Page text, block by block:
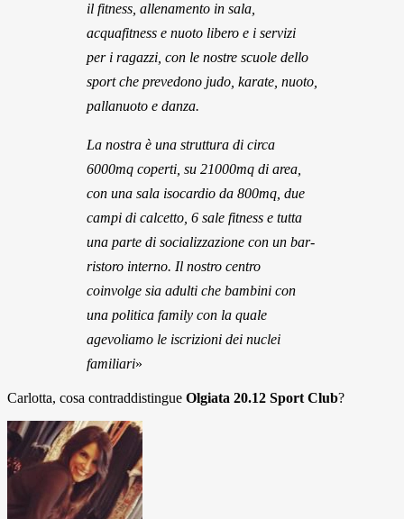
il fitness, allenamento in sala,
acquafitness e nuoto libero e i servizi
per i ragazzi, con le nostre scuole dello
sport che prevedono judo, karate, nuoto,
pallanuoto e danza.
La nostra è una struttura di circa
6000mq coperti, su 21000mq di area,
con una sala isocardio da 800mq, due
campi di calcetto, 6 sale fitness e tutta
una parte di socializzazione con un bar-
ristoro interno. Il nostro centro
coinvolge sia adulti che bambini con
una politica family con la quale
agevoliamo le iscrizioni dei nuclei
familiari»
Carlotta, cosa contraddistingue Olgiata 20.12 Sport Club?